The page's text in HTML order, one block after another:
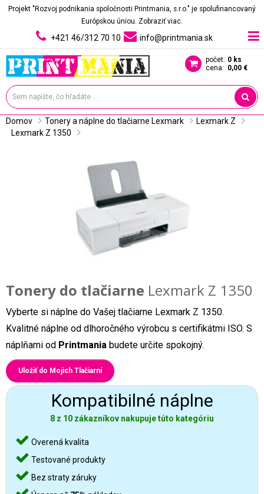
Projekt "Rozvoj podnikania spoločnosti Printmania, s.r.o." je spolufinancovaný
Európskou úniou. Zobraziť viac.
+421 46/312 70 10 info@printmania.sk
počet: 0 ks
cena: 0,00 €
Domov Tonery a náplne do tlačiarne Lexmark
Lexmark Z
Lexmark Z 1350
Tonery do tlačiarne Lexmark Z 1350
Vyberte si náplne do Vašej tlačiarne Lexmark Z 1350.
Kvalitné náplne od dlhoročného výrobcu s certifikátmi ISO. S
náplňami od Printmania budete určite spokojný.
Uložiť do Mojich Tlačiarní
Kompatibilné náplne
8 z 10 zákazníkov nakupuje túto kategóriu
Overená kvalita
Testované produkty
Bez straty záruky